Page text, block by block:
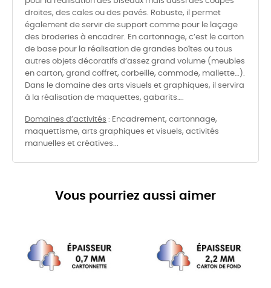
droites, des cales ou des pavés. Robuste, il permet
également de servir de support comme pour le laçage
des broderies à encadrer. En cartonnage, c’est le carton
de base pour la réalisation de grandes boîtes ou tous
autres objets décoratifs d’assez grand volume (meubles
en carton, grand coffret, corbeille, commode, mallette…).
Dans le domaine des arts visuels et graphiques, il servira
à la réalisation de maquettes, gabarits….
Domaines d’activités : Encadrement, cartonnage,
maquettisme, arts graphiques et visuels, activités
manuelles et créatives...
Vous pourriez aussi aimer